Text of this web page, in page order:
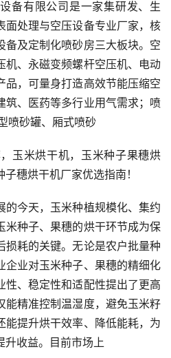
备有限公司是一家集研发、生
面处理与空压设备专业厂家，核
备及定制化喷砂房三大板块。空
机、永磁变频螺杆空压机、电动
品，可量身打造高效节能压缩空
筑、医药等多行业用气需求；喷
喷砂罐、厢式喷砂
米烘干机，玉米种子果穗烘
穗烘干机厂家优选指南！
今天，玉米种植规模化、集约
米种子、果穗的烘干环节成为保
损耗的关键。无论是农户批量种
企业对玉米种子、果穗的精细化
性、稳定性和适配性提出了更高
能精准控制温湿度，避免玉米籽
能提升烘干效率、降低能耗，为
升收益。目前市场上